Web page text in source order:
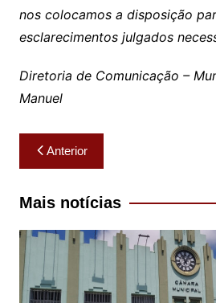
nos colocamos a disposição
esclarecimentos julgados
Diretoria de Comunicação –
Manuel
Navegação
de
Post
Anterior
Mais notícias